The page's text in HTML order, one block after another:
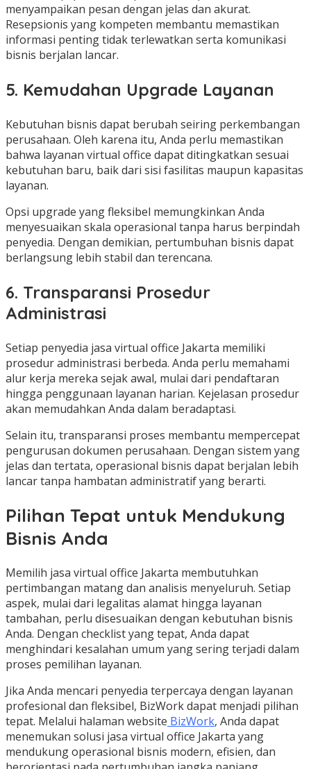
menyampaikan pesan dengan jelas dan akurat.
Resepsionis yang kompeten membantu memastikan
informasi penting tidak terlewatkan serta komunikasi
bisnis berjalan lancar.
5. Kemudahan Upgrade Layanan
Kebutuhan bisnis dapat berubah seiring perkembangan
perusahaan. Oleh karena itu, Anda perlu memastikan
bahwa layanan virtual office dapat ditingkatkan sesuai
kebutuhan baru, baik dari sisi fasilitas maupun kapasitas
layanan.
Opsi upgrade yang fleksibel memungkinkan Anda
menyesuaikan skala operasional tanpa harus berpindah
penyedia. Dengan demikian, pertumbuhan bisnis dapat
berlangsung lebih stabil dan terencana.
6. Transparansi Prosedur
Administrasi
Setiap penyedia jasa virtual office Jakarta memiliki
prosedur administrasi berbeda. Anda perlu memahami
alur kerja mereka sejak awal, mulai dari pendaftaran
hingga penggunaan layanan harian. Kejelasan prosedur
akan memudahkan Anda dalam beradaptasi.
Selain itu, transparansi proses membantu mempercepat
pengurusan dokumen perusahaan. Dengan sistem yang
jelas dan tertata, operasional bisnis dapat berjalan lebih
lancar tanpa hambatan administratif yang berarti.
Pilihan Tepat untuk Mendukung
Bisnis Anda
Memilih jasa virtual office Jakarta membutuhkan
pertimbangan matang dan analisis menyeluruh. Setiap
aspek, mulai dari legalitas alamat hingga layanan
tambahan, perlu disesuaikan dengan kebutuhan bisnis
Anda. Dengan checklist yang tepat, Anda dapat
menghindari kesalahan umum yang sering terjadi dalam
proses pemilihan layanan.
Jika Anda mencari penyedia terpercaya dengan layanan
profesional dan fleksibel, BizWork dapat menjadi pilihan
tepat. Melalui halaman website BizWork, Anda dapat
menemukan solusi jasa virtual office Jakarta yang
mendukung operasional bisnis modern, efisien, dan